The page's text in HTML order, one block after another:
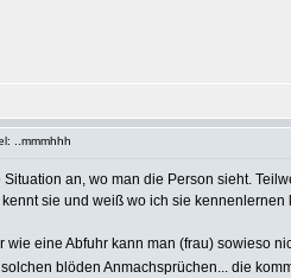
..mmmhhh
Situation an, wo man die Person sieht.
sie und weiß wo ich sie kennenlernen
wie eine Abfuhr kann man (frau) sowieso
blöden Anmachsprüchen... die